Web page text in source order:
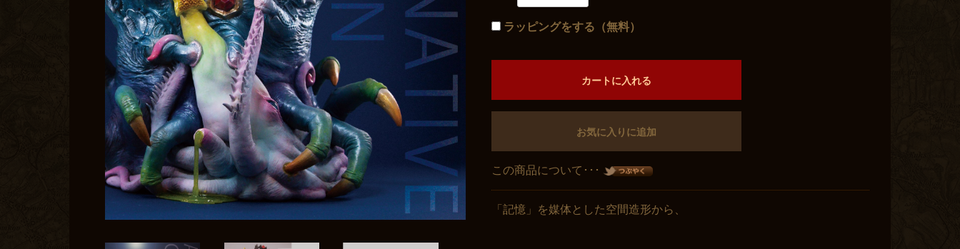
ラッピングをする（無料）
カートに入れる
お気に入りに追加
この商品について･･･
「記憶」を媒体とした空間造形から、